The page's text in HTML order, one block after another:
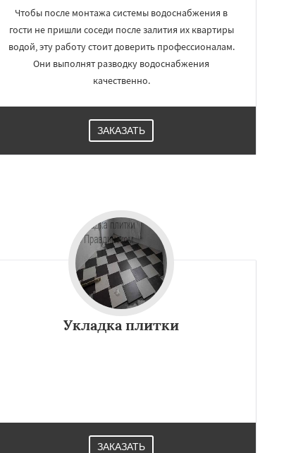
Чтобы после монтажа системы водоснабжения в
гости не пришли соседи после залития их квартиры
водой, эту работу стоит доверить профессионалам.
Они выполнят разводку водоснабжения
качественно.
ЗАКАЗАТЬ
Укладка плитки
ЗАКАЗАТЬ